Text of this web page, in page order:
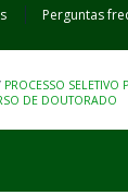
Perguntas
PROCESSO SELETIVO
DE DOUTORADO